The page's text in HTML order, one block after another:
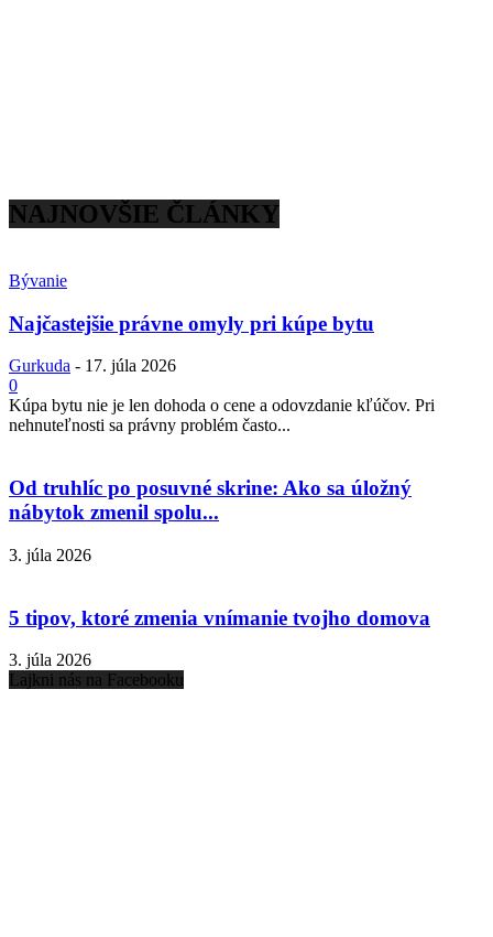
NAJNOVŠIE ČLÁNKY
Bývanie
Najčastejšie právne omyly pri kúpe bytu
Gurkuda - 17. júla 2026
0
Kúpa bytu nie je len dohoda o cene a odovzdanie kľúčov. Pri
nehnuteľnosti sa právny problém často...
Od truhlíc po posuvné skrine: Ako sa úložný
nábytok zmenil spolu...
3. júla 2026
5 tipov, ktoré zmenia vnímanie tvojho domova
3. júla 2026
Lajkni nás na Facebooku